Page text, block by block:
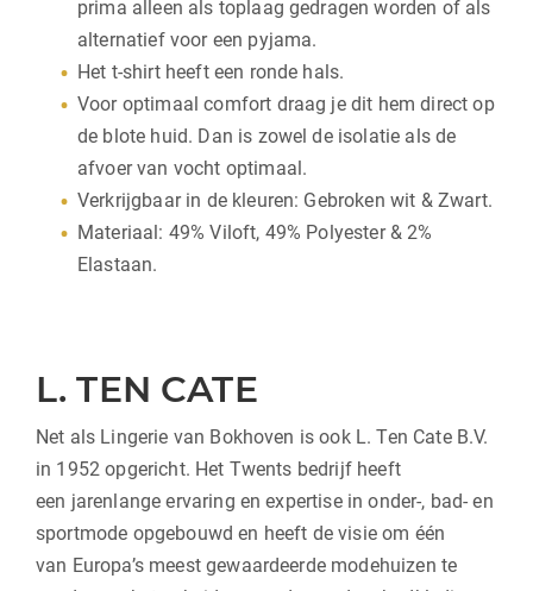
prima alleen als toplaag gedragen worden of als
alternatief voor een pyjama.
Het t-shirt heeft een ronde hals.
Voor optimaal comfort draag je dit hem direct op
de blote huid. Dan is zowel de isolatie als de
afvoer van vocht optimaal.
Verkrijgbaar in de kleuren: Gebroken wit & Zwart.
Materiaal: 49% Viloft, 49% Polyester & 2%
Elastaan.
L. TEN CATE
Net als Lingerie van Bokhoven is ook L. Ten Cate B.V.
in 1952 opgericht. Het Twents bedrijf heeft
een jarenlange ervaring en expertise in onder-, bad- en
sportmode opgebouwd en heeft de visie om één
van Europa’s meest gewaardeerde modehuizen te